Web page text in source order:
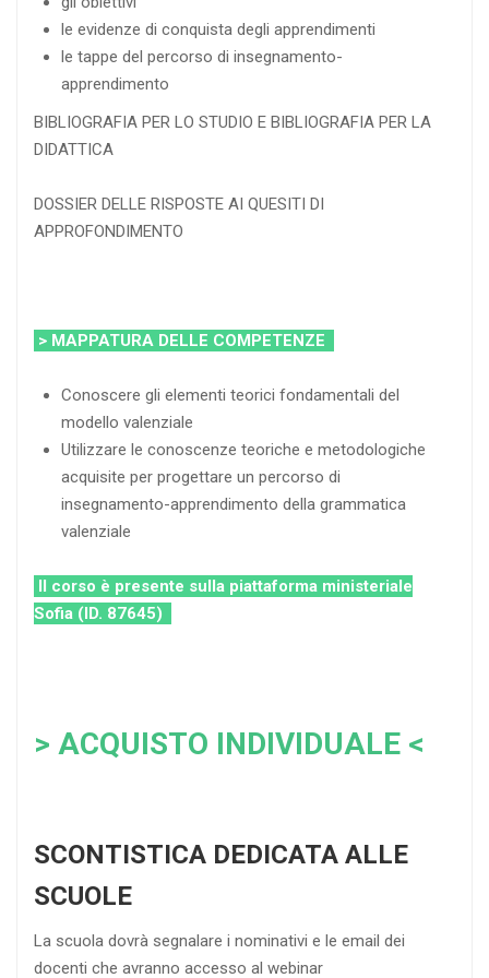
le evidenze di conquista degli apprendimenti
le tappe del percorso di insegnamento-
apprendimento
BIBLIOGRAFIA PER LO STUDIO E BIBLIOGRAFIA PER LA
DIDATTICA
DOSSIER DELLE RISPOSTE AI QUESITI DI
APPROFONDIMENTO
> MAPPATURA DELLE COMPETENZE
Conoscere gli elementi teorici fondamentali del
modello valenziale
Utilizzare le conoscenze teoriche e metodologiche
acquisite per progettare un percorso di
insegnamento-apprendimento della grammatica
valenziale
Il corso è presente sulla piattaforma ministeriale
Sofia (ID. 87645)
> ACQUISTO INDIVIDUALE <
SCONTISTICA DEDICATA ALLE
SCUOLE
La scuola dovrà segnalare i nominativi e le email dei
docenti che avranno accesso al webinar